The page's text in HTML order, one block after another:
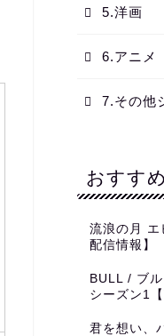
5.洋画
6.アニメ
7.その他
おすす
流浪の月 エ
配信情報】
BULL / ブ
シーズン1
君を想い、